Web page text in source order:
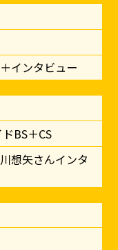
インタビュー
BS＋CS
想矢さんインタ